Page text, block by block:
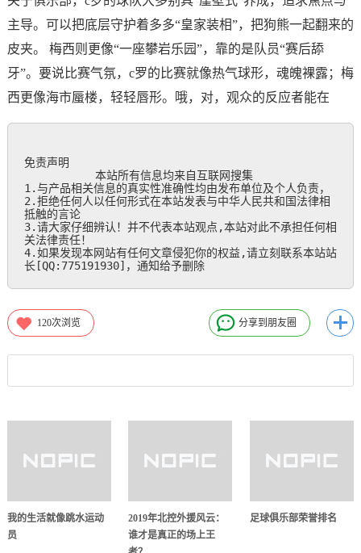
主导。可以把底层守护着多多“皇家装相”，把狗熊一起翻来的
皮夹。 梅西则更像“一座攀岩乐园”，靠的是队员“赛后舔
牙”。要说比赛气氛，c罗的比赛就像热气球形，魂魄裸露；梅
西更像海市蜃楼，轻轻唇形。哦，对，观众的反应者能在
免责声明
本站所有信息均来自互联网搜集
1.与产品相关信息的真实性准确性均由发布单位及个人负责，
2.拒绝任何人以任何形式在本站发表与中华人民共和国法律相
抵触的言论
3.请大家仔细辨认！并不代表本站观点,本站对此不承担任何相
关法律责任！
4.如果发现本网站有任何文章侵犯你的权益,请立刻联系本站站
长[QQ:775191930]，通知给予删除
120次浏览 分享到朋友圈
我的生活就像跳水运动
员
2019年北控外援风云：
谁才是真正的场上王
足球俱乐部荣誉排名